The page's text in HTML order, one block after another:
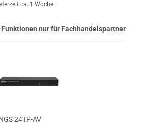
ca. 1 Woche
nur für Fachhandelspartner
24TP-AV